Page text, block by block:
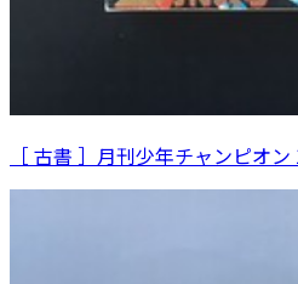
［ 古書 ］月刊少年チャンピオ